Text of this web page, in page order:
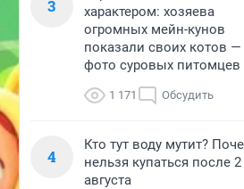
3
характером: хозяева
огромных мейн-кунов
показали своих котов —
фото суровых питомцев
1 171 Обсудить
4
Кто тут воду мутит?
нельзя купаться после 2
августа